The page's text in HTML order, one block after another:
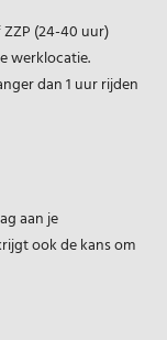
(24-40 uur)
werklocatie.
dan 1 uur rijden
aan je
ook de kans om